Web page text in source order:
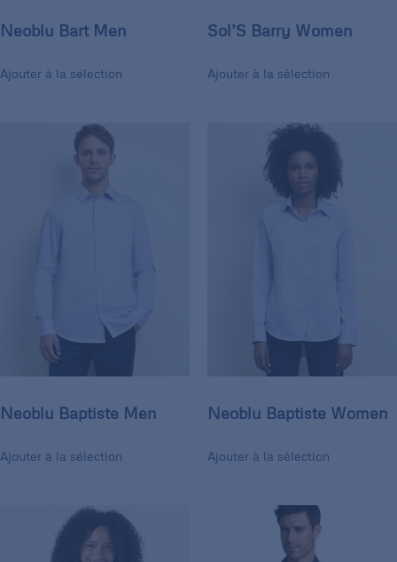
Neoblu Bart Men
Ajouter à la sélection
Sol’S Barry Women
Ajouter à la sélection
Neoblu Baptiste Men
Ajouter à la sélection
Neoblu Baptiste Women
Ajouter à la sélection